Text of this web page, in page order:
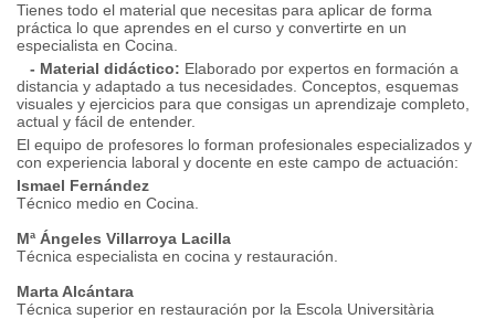
Tienes todo el material que necesitas para aplicar de forma
práctica lo que aprendes en el curso y convertirte en un
especialista en Cocina.
- Material didáctico: Elaborado por expertos en formación a
distancia y adaptado a tus necesidades. Conceptos, esquemas
visuales y ejercicios para que consigas un aprendizaje completo,
actual y fácil de entender.
El equipo de profesores lo forman profesionales especializados y
con experiencia laboral y docente en este campo de actuación:
Ismael Fernández
Técnico medio en Cocina.
Mª Ángeles Villarroya Lacilla
Técnica especialista en cocina y restauración.
Marta Alcántara
Técnica superior en restauración por la Escola Universitària